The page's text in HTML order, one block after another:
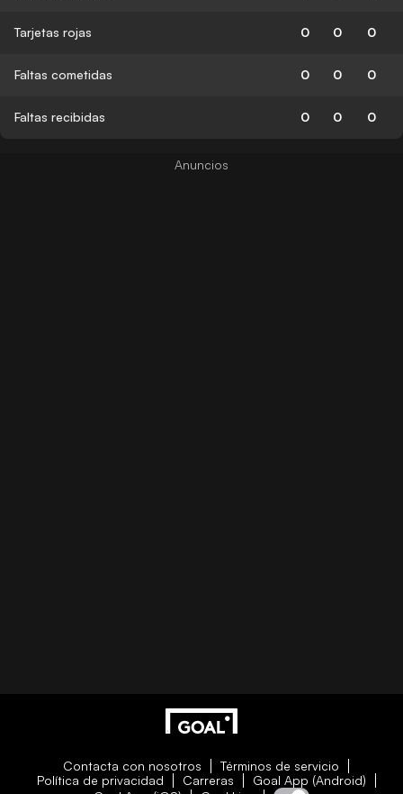
Tarjetas rojas 0 0 0
Faltas cometidas 0 0 0
Faltas recibidas 0 0 0
Contacta con nosotros
Términos de servicio
Política de privacidad
Carreras
Goal App (Android)